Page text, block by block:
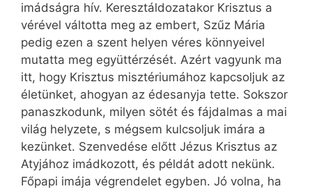
imádságra hív. Keresztáldozatakor Krisztus a
vérével váltotta meg az embert, Szűz Mária
pedig ezen a szent helyen véres könnyeivel
mutatta meg együttérzését. Azért vagyunk ma
itt, hogy Krisztus misztériumához kapcsoljuk az
életünket, ahogyan az édesanyja tette. Sokszor
panaszkodunk, milyen sötét és fájdalmas a mai
világ helyzete, s mégsem kulcsoljuk imára a
kezünket. Szenvedése előtt Jézus Krisztus az
Atyjához imádkozott, és példát adott nekünk.
Főpapi imája végrendelet egyben. Jó volna, ha